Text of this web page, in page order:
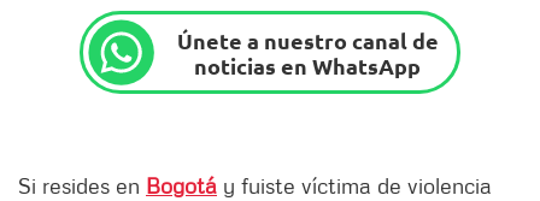
Únete a nuestro canal de
noticias en WhatsApp
Si resides en Bogotá y fuiste víctima de violencia